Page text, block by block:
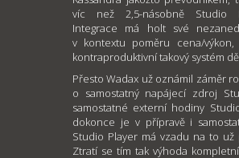
víc než 2,5-násobně Studio
Integrace má holt své
v kontextu poměru cena/
kontraproduktivní takový systém
Přesto Wadax už oznámil záměr
o samostatný napájecí zdroj
samostatné externí hodiny
dokonce je v přípravě i
Studio Player má vzadu na to už
Ztratí se tím tak výhoda